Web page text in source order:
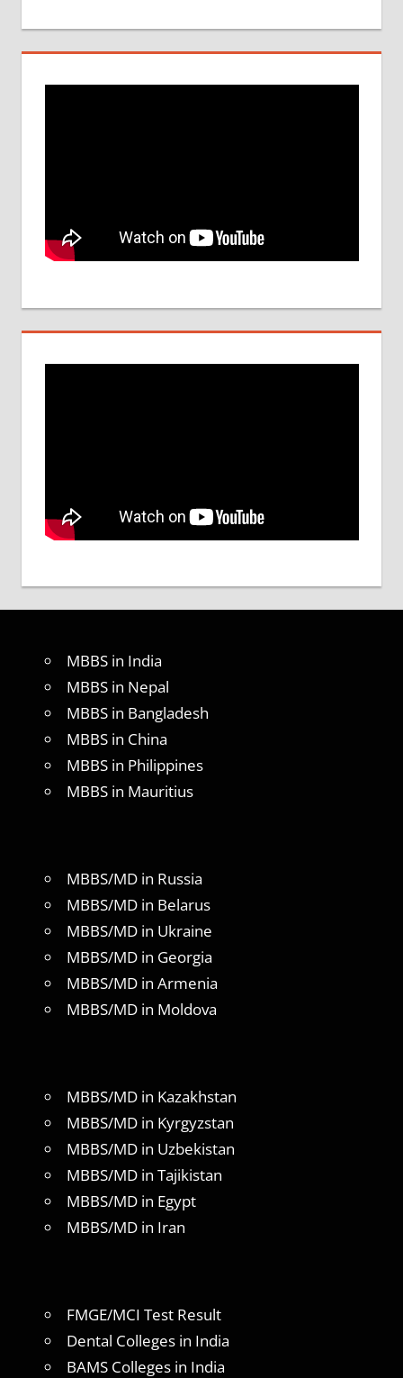
MBBS in India
MBBS in Nepal
MBBS in Bangladesh
MBBS in China
MBBS in Philippines
MBBS in Mauritius
MBBS/MD in Russia
MBBS/MD in Belarus
MBBS/MD in Ukraine
MBBS/MD in Georgia
MBBS/MD in Armenia
MBBS/MD in Moldova
MBBS/MD in Kazakhstan
MBBS/MD in Kyrgyzstan
MBBS/MD in Uzbekistan
MBBS/MD in Tajikistan
MBBS/MD in Egypt
MBBS/MD in Iran
FMGE/MCI Test Result
Dental Colleges in India
BAMS Colleges in India